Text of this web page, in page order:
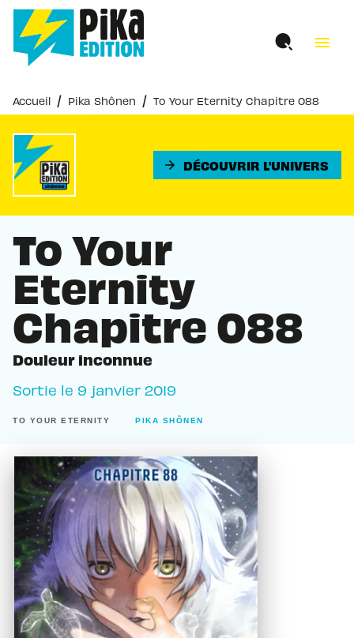
MENU RECHERCHE
PIED DE PAGE
menu
Accueil / Pika Shônen / To Your Eternity Chapitre 088
arrow_forward DÉCOUVRIR L'UNIVERS
To Your
Eternity
Chapitre 088
Douleur inconnue
Sortie le 9 janvier 2019
TO YOUR ETERNITY PIKA SHÔNEN